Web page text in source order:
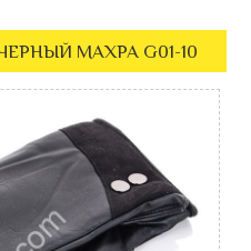
МАХРА G01-10